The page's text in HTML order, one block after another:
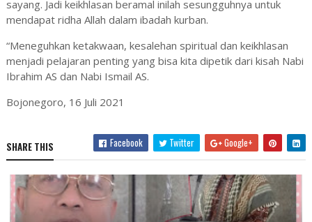
sayang. Jadi keikhlasan beramal inilah sesungguhnya untuk
mendapat ridha Allah dalam ibadah kurban.
“Meneguhkan ketakwaan, kesalehan spiritual dan keikhlasan
menjadi pelajaran penting yang bisa kita dipetik dari kisah Nabi
Ibrahim AS dan Nabi Ismail AS.
Bojonegoro, 16 Juli 2021
SHARE THIS Facebook Twitter Google+